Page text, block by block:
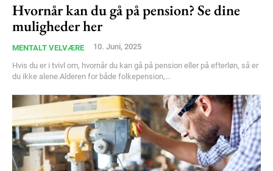
Nullam eu erat condimentum
Donec quis est ac felis
Orci varius natoque dolor
Hvornår kan du gå på pension? Se dine
muligheder her
MENTALT VELVÆRE 10. Juni, 2025
Hvis du er i tvivl om, hvornår du kan gå på pension eller på efterløn, så er
du ikke alene.Alderen for både folkepension,...